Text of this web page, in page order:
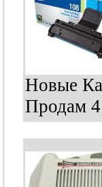
Новые
Продам 4